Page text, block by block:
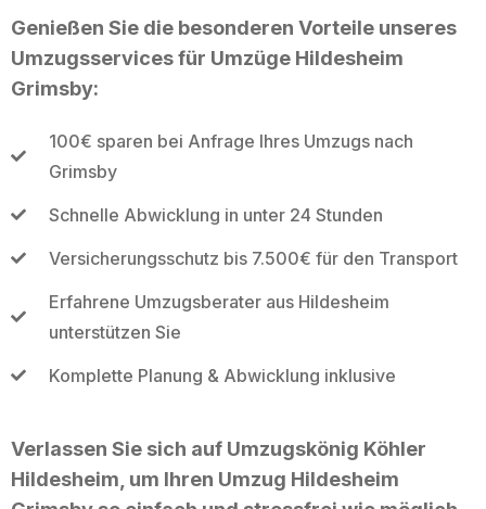
Genießen Sie die besonderen Vorteile unseres
Umzugsservices für Umzüge Hildesheim
Grimsby:
100€ sparen bei Anfrage Ihres Umzugs nach
Grimsby
Schnelle Abwicklung in unter 24 Stunden
Versicherungsschutz bis 7.500€ für den Transport
Erfahrene Umzugsberater aus Hildesheim
unterstützen Sie
Komplette Planung & Abwicklung inklusive
Verlassen Sie sich auf Umzugskönig Köhler
Hildesheim, um Ihren Umzug Hildesheim